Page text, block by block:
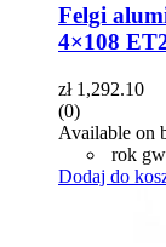
Felgi
4×108
zł1,292.10
(0)
Available on
rok
Dodaj do